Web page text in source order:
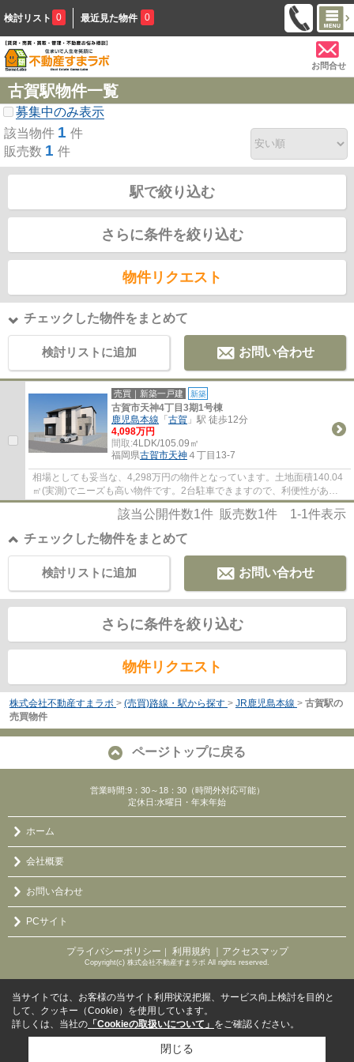
検討リスト 0 最近見た物件 0
お問合せ
古賀駅物件一覧
募集中のみ表示
該当物件 1 件
販売数 1 件
駅で絞り込む
さらに条件を絞り込む
物件リクエスト
チェックした物件をまとめて
検討リストに追加 お問い合わせ
売買｜新築一戸建 新築
古賀市天神4丁目3期1号棟
鹿児島本線 「 古賀 」駅 徒歩12分
4,098万円
間取:4LDK/105.09㎡
福岡県古賀市天神 ４丁目13-7
相場としても妥当な、4,298万円の物件となっています。土地面積140.04
㎡(実測)でニーズも高い物件です。2台駐車できますので、利便性がある
新築一戸建になってます。顔が見える安心のT...
該当公開件数1件 販売数1件 1-1件表示
チェックした物件をまとめて
お問い合わせ
検討リストに追加
さらに条件を絞り込む
物件リクエスト
株式会社不動産すまラボ > (売買)路線・駅から探す > JR鹿児島本線 > 古賀駅の
売買物件
ページトップに戻る
営業時間:9：30～18：30（時間外対応可能）
定休日:水曜日・年末年始
ホーム
会社概要
お問い合わせ
PCサイト
プライバシーポリシー ｜ 利用規約 ｜アクセスマップ
Copyright(c) 株式会社不動産すまラボ All rights reserved.
当サイトでは、お客様の当サイト利用状況把握、サービス向上検討を目的と
して、クッキー（Cookie）を使用しています。
詳しくは、当社の 「Cookieの取扱いについて」 をご確認ください。
閉じる